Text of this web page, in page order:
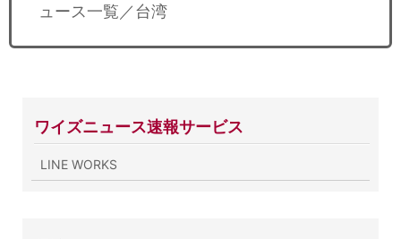
ュース一覧／台湾
ワイズニュース速報サービス
LINE WORKS